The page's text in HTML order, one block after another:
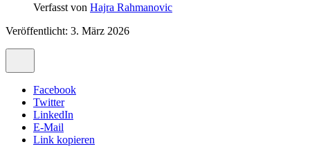
Verfasst von Hajra Rahmanovic
Veröffentlicht: 3. März 2026
Facebook
Twitter
LinkedIn
E-Mail
Link kopieren